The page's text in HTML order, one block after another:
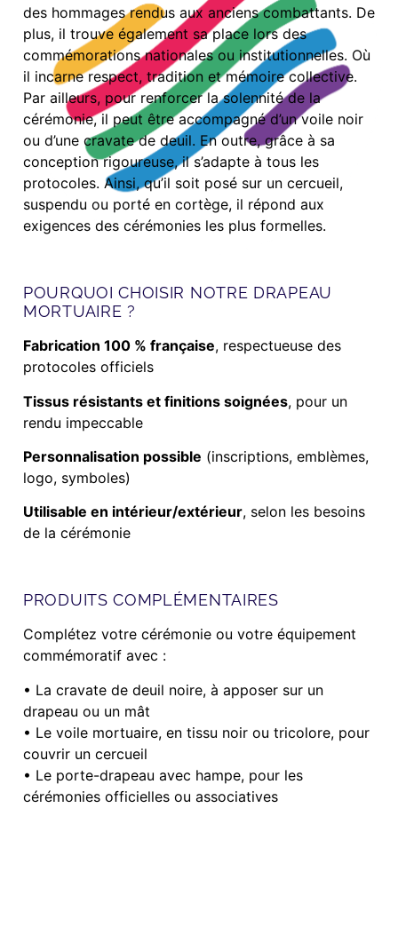
des hommages rendus aux anciens combattants. De
plus, il trouve également sa place lors des
commémorations nationales ou institutionnelles. Où
il incarne respect, tradition et mémoire collective.
Par ailleurs, pour renforcer la solennité de la
cérémonie, il peut être accompagné d’un voile noir
ou d’une cravate de deuil. En outre, grâce à sa
conception rigoureuse, il s’adapte à tous les
protocoles. Ainsi, qu’il soit posé sur un cercueil,
suspendu ou porté en cortège, il répond aux
exigences des cérémonies les plus formelles.
POURQUOI CHOISIR NOTRE DRAPEAU
MORTUAIRE ?
Fabrication 100 % française, respectueuse des
protocoles officiels
Tissus résistants et finitions soignées, pour un
rendu impeccable
Personnalisation possible (inscriptions, emblèmes,
logo, symboles)
Utilisable en intérieur/extérieur, selon les besoins
de la cérémonie
PRODUITS COMPLÉMENTAIRES
Complétez votre cérémonie ou votre équipement
commémoratif avec :
• La cravate de deuil noire, à apposer sur un
drapeau ou un mât
• Le voile mortuaire, en tissu noir ou tricolore, pour
couvrir un cercueil
• Le porte-drapeau avec hampe, pour les
cérémonies officielles ou associatives